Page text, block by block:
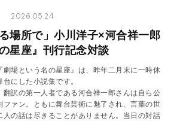
2026.05.24
場所で」小川洋子×河合祥一郎
星座』刊行記念対談
場という名の星座』は、昨年二月末に一時休
にした小説集です。
訳の第一人者である河合祥一郎さんは自ら公
ファン。ともに舞台芸術に魅了され、言葉の世
人の話は尽きることがありません。当日の対話